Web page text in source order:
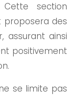
section
des
assurant ainsi
positivement
se limite pas